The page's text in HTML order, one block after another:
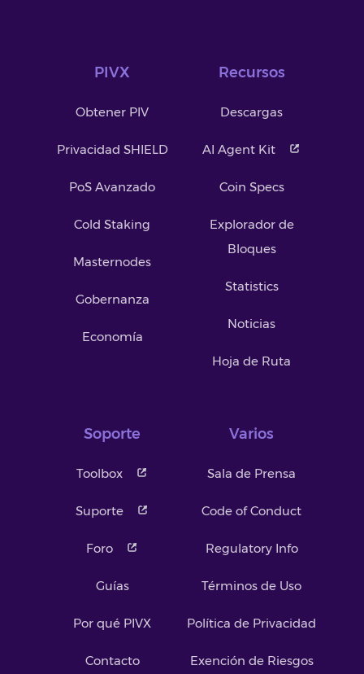
PIVX
Obtener PIV
Privacidad SHIELD
PoS Avanzado
Cold Staking
Masternodes
Gobernanza
Economía
Recursos
Descargas
AI Agent Kit
Coin Specs
Explorador de
Bloques
Statistics
Noticias
Hoja de Ruta
Soporte
Toolbox
Suporte
Foro
Guías
Por qué PIVX
Contacto
Varios
Sala de Prensa
Code of Conduct
Regulatory Info
Términos de Uso
Política de Privacidad
Exención de Riesgos